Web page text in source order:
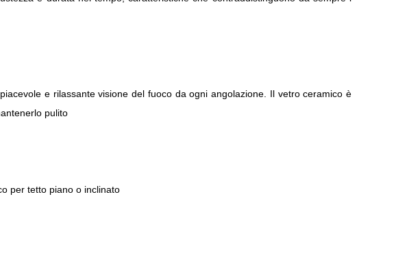
e rilassante visione del fuoco da ogni angolazione. Il vetro ceramico è
pulito
per tetto piano o inclinato